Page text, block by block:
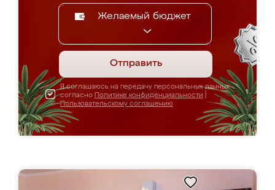
Желаемый бюджет
Отправить
Я соглашаюсь на передачу персональных данных
согласно Политике конфиденциальности
Пользовательскому соглашению